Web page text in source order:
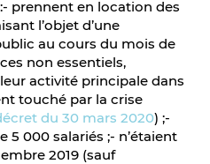
prennent en location des
l’objet d’une
au cours du mois de
non essentiels,
activité principale dans
touché par la crise
du 30 mars 2020) ;-
000 salariés ;- n’étaient
2019 (sauf